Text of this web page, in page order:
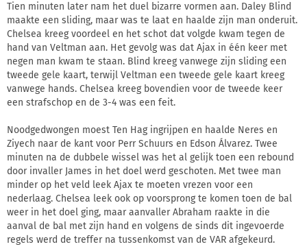
Tien minuten later nam het duel bizarre vormen aan. Daley Blind
maakte een sliding, maar was te laat en haalde zijn man onderuit.
Chelsea kreeg voordeel en het schot dat volgde kwam tegen de
hand van Veltman aan. Het gevolg was dat Ajax in één keer met
negen man kwam te staan. Blind kreeg vanwege zijn sliding een
tweede gele kaart, terwijl Veltman een tweede gele kaart kreeg
vanwege hands. Chelsea kreeg bovendien voor de tweede keer
een strafschop en de 3-4 was een feit.
Noodgedwongen moest Ten Hag ingrijpen en haalde Neres en
Ziyech naar de kant voor Perr Schuurs en Edson Álvarez. Twee
minuten na de dubbele wissel was het al gelijk toen een rebound
door invaller James in het doel werd geschoten. Met twee man
minder op het veld leek Ajax te moeten vrezen voor een
nederlaag. Chelsea leek ook op voorsprong te komen toen de bal
weer in het doel ging, maar aanvaller Abraham raakte in die
aanval de bal met zijn hand en volgens de sinds dit ingevoerde
regels werd de treffer na tussenkomst van de VAR afgekeurd.